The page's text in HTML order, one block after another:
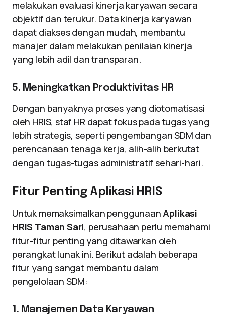
melakukan evaluasi kinerja karyawan secara
objektif dan terukur. Data kinerja karyawan
dapat diakses dengan mudah, membantu
manajer dalam melakukan penilaian kinerja
yang lebih adil dan transparan.
5. Meningkatkan Produktivitas HR
Dengan banyaknya proses yang diotomatisasi
oleh HRIS, staf HR dapat fokus pada tugas yang
lebih strategis, seperti pengembangan SDM dan
perencanaan tenaga kerja, alih-alih berkutat
dengan tugas-tugas administratif sehari-hari.
Fitur Penting Aplikasi HRIS
Untuk memaksimalkan penggunaanAplikasi
HRIS Taman Sari, perusahaan perlu memahami
fitur-fitur penting yang ditawarkan oleh
perangkat lunak ini. Berikut adalah beberapa
fitur yang sangat membantu dalam
pengelolaan SDM:
1. Manajemen Data Karyawan